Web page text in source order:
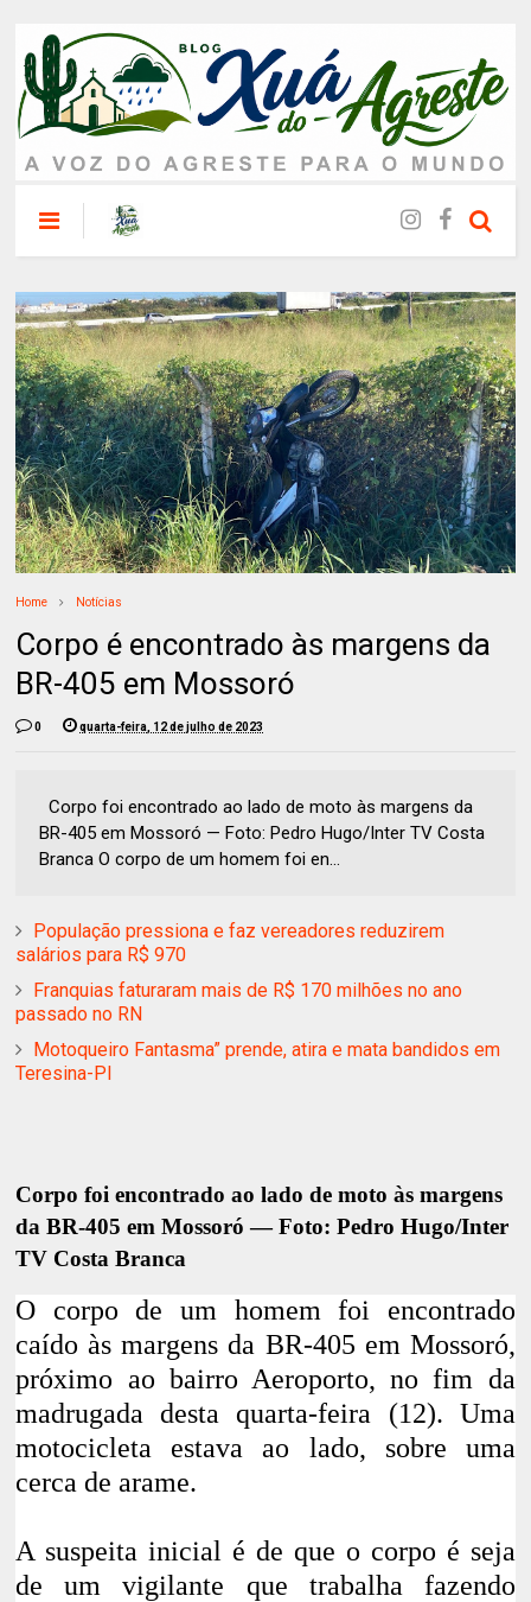
Home Notícias
Corpo é encontrado às margens da
BR-405 em Mossoró
0 quarta-feira, 12 de julho de 2023
Corpo foi encontrado ao lado de moto às margens da
BR-405 em Mossoró — Foto: Pedro Hugo/Inter TV Costa
Branca O corpo de um homem foi en...
População pressiona e faz vereadores reduzirem
salários para R$ 970
Franquias faturaram mais de R$ 170 milhões no ano
passado no RN
Motoqueiro Fantasma” prende, atira e mata bandidos em
Teresina-PI
Corpo foi encontrado ao lado de moto às margens
da BR-405 em Mossoró — Foto: Pedro Hugo/Inter
TV Costa Branca
O corpo de um homem foi encontrado
caído às margens da BR-405 em Mossoró,
próximo ao bairro Aeroporto, no fim da
madrugada desta quarta-feira (12). Uma
motocicleta estava ao lado, sobre uma
cerca de arame.
A suspeita inicial é de que o corpo é seja
de um vigilante que trabalha fazendo